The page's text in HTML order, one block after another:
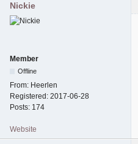
Nickie
Member
Offline
From: Heerlen
Registered: 2017-06-28
Posts: 174
Website